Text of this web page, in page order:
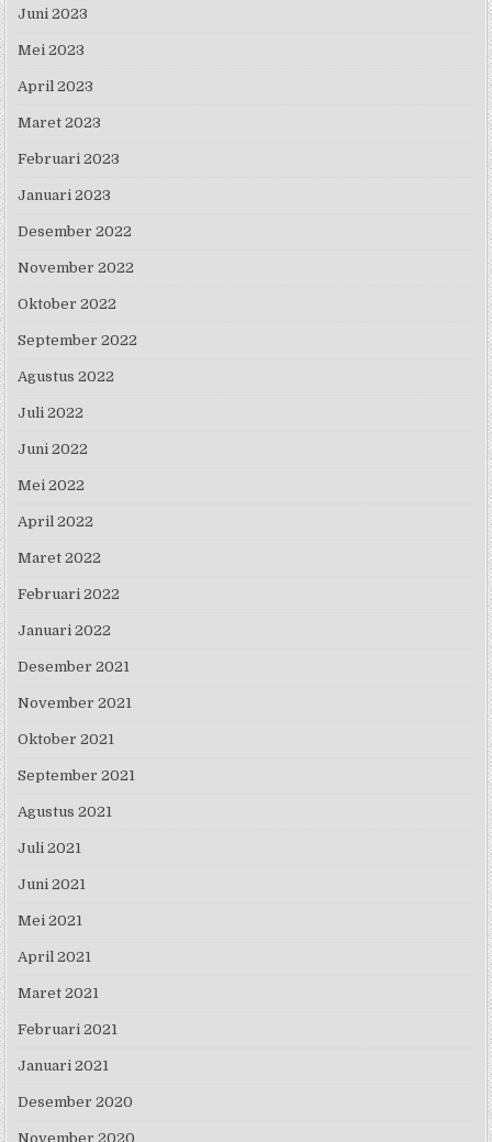
Juni 2023
Mei 2023
April 2023
Maret 2023
Februari 2023
Januari 2023
Desember 2022
November 2022
Oktober 2022
September 2022
Agustus 2022
Juli 2022
Juni 2022
Mei 2022
April 2022
Maret 2022
Februari 2022
Januari 2022
Desember 2021
November 2021
Oktober 2021
September 2021
Agustus 2021
Juli 2021
Juni 2021
Mei 2021
April 2021
Maret 2021
Februari 2021
Januari 2021
Desember 2020
November 2020